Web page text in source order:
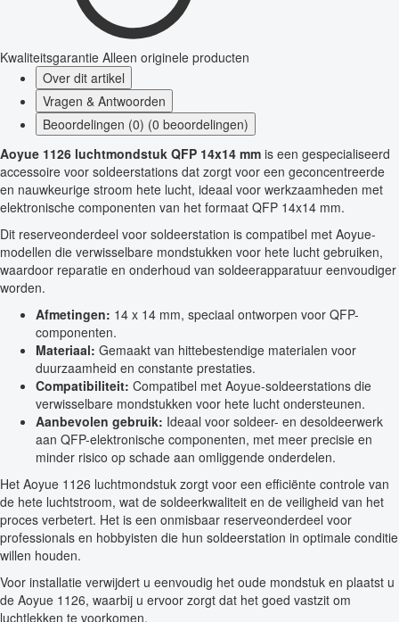
Kwaliteitsgarantie Alleen originele producten
Over dit artikel
Vragen & Antwoorden
Beoordelingen (0) (0 beoordelingen)
Aoyue 1126 luchtmondstuk QFP 14x14 mm is een gespecialiseerd
accessoire voor soldeerstations dat zorgt voor een geconcentreerde
en nauwkeurige stroom hete lucht, ideaal voor werkzaamheden met
elektronische componenten van het formaat QFP 14x14 mm.
Dit reserveonderdeel voor soldeerstation is compatibel met Aoyue-
modellen die verwisselbare mondstukken voor hete lucht gebruiken,
waardoor reparatie en onderhoud van soldeerapparatuur eenvoudiger
worden.
Afmetingen: 14 x 14 mm, speciaal ontworpen voor QFP-
componenten.
Materiaal: Gemaakt van hittebestendige materialen voor
duurzaamheid en constante prestaties.
Compatibiliteit: Compatibel met Aoyue-soldeerstations die
verwisselbare mondstukken voor hete lucht ondersteunen.
Aanbevolen gebruik: Ideaal voor soldeer- en desoldeerwerk
aan QFP-elektronische componenten, met meer precisie en
minder risico op schade aan omliggende onderdelen.
Het Aoyue 1126 luchtmondstuk zorgt voor een efficiënte controle van
de hete luchtstroom, wat de soldeerkwaliteit en de veiligheid van het
proces verbetert. Het is een onmisbaar reserveonderdeel voor
professionals en hobbyisten die hun soldeerstation in optimale conditie
willen houden.
Voor installatie verwijdert u eenvoudig het oude mondstuk en plaatst u
de Aoyue 1126, waarbij u ervoor zorgt dat het goed vastzit om
luchtlekken te voorkomen.